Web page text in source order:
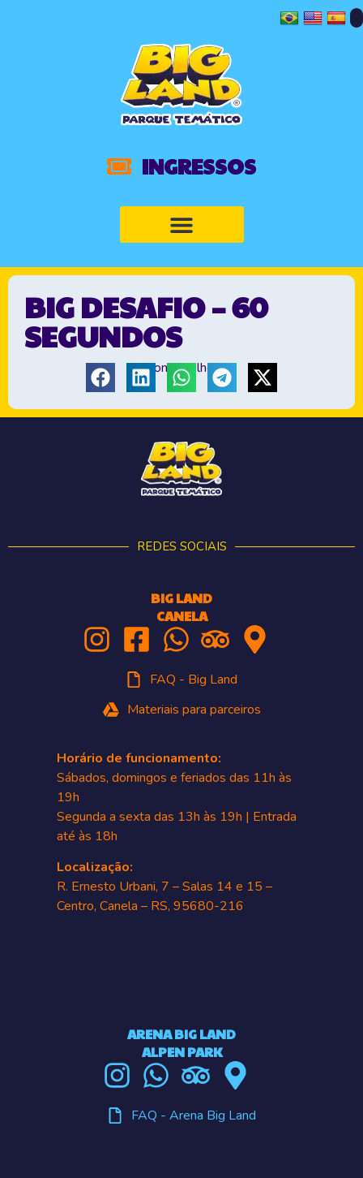
INGRESSOS
BIG DESAFIO – 60
SEGUNDOS
Compartilhe:
REDES SOCIAIS
BIG LAND
CANELA
FAQ - Big Land
Materiais para parceiros
Horário de funcionamento:
Sábados, domingos e feriados das 11h às
19h
Segunda a sexta das 13h às 19h | Entrada
até às 18h
Localização:
R. Ernesto Urbani, 7 – Salas 14 e 15 –
Centro, Canela – RS, 95680-216
ARENA BIG LAND
ALPEN PARK
FAQ - Arena Big Land